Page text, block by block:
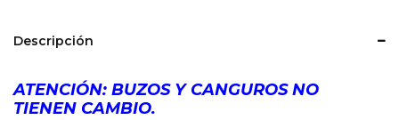
Descripción
ATENCIÓN: BUZOS Y CANGUROS NO
TIENEN CAMBIO.